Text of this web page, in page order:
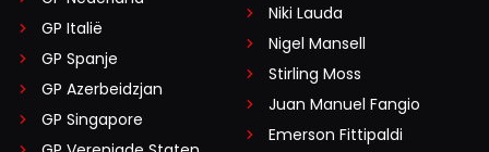
GP Italië
GP Spanje
GP Azerbeidzjan
GP Singapore
Niki Lauda
Nigel Mansell
Stirling Moss
Juan Manuel Fangio
Emerson Fittipaldi